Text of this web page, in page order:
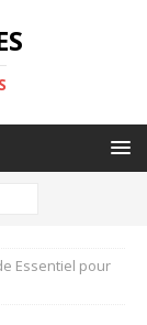
Essentiel pour